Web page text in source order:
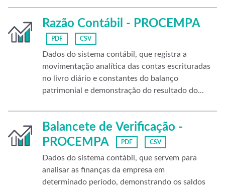
Razão Contábil - PROCEMPA
PDF CSV
Dados do sistema contábil, que registra a
movimentação analítica das contas escrituradas
no livro diário e constantes do balanço
patrimonial e demonstração do resultado do...
Balancete de Verificação -
PROCEMPA
PDF CSV
Dados do sistema contábil, que servem para
analisar as finanças da empresa em
determinado período, demonstrando os saldos